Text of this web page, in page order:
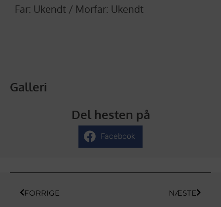
Far: Ukendt / Morfar: Ukendt
Galleri
Del hesten på
Facebook
FORRIGE NÆSTE